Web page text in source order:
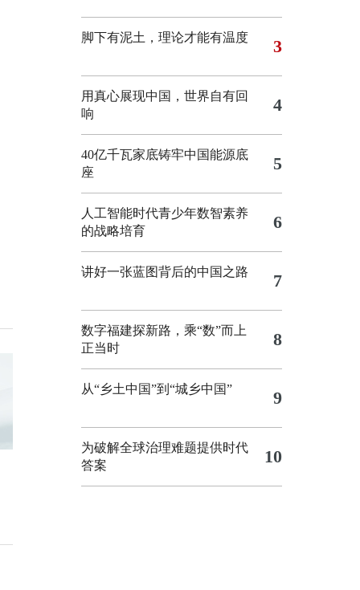
脚下有泥土，理论才能有温度 3
用真心展现中国，世界自有回
响
4
40亿千瓦家底铸牢中国能源底
座
5
人工智能时代青少年数智素养
的战略培育
6
讲好一张蓝图背后的中国之路 7
数字福建探新路，乘“数”而上
正当时
8
从“乡土中国”到“城乡中国” 9
为破解全球治理难题提供时代
答案
10